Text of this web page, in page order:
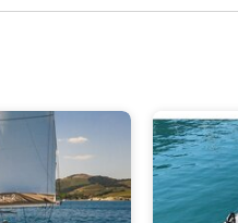
10€ (par pièce)
80€ (par
semaine)